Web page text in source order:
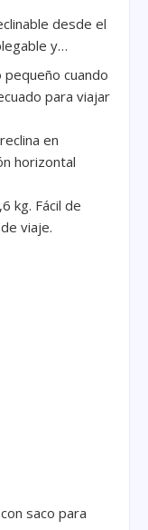
desde el
y…
cuando
para viajar
en
horizontal
kg. Fácil de
viaje.
saco para